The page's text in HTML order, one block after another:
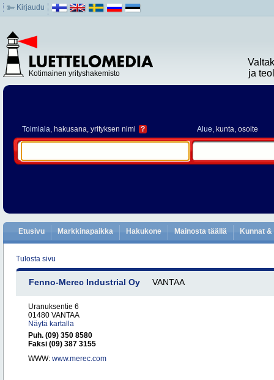
Kirjaudu
Kotimainen yrityshakemisto
ja
Toimiala, hakusana, yrityksen nimi ? Alue, kunta, osoite
Etusivu Markkinapaikka Hakukone Mainosta täällä Kunnat
Tulosta sivu
Fenno-Merec Industrial Oy VANTAA
Uranuksentie 6
01480 VANTAA
Näytä kartalla
Puh. (09) 350 8580
Faksi (09) 387 3155
WWW: www.merec.com